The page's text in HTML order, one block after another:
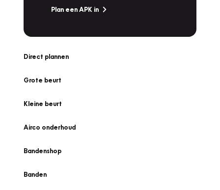
Plan een APK in
Direct plannen
Grote beurt
Kleine beurt
Airco onderhoud
Bandenshop
Banden